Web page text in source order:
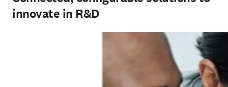
innovate in R&D